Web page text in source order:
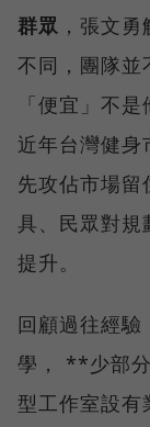
群眾 ，張文
不同，團隊並
「便宜」不
近年台灣健身
先攻佔市場留
具、民眾對
提升。
回顧過往經驗
學， **少部
型工作室設有